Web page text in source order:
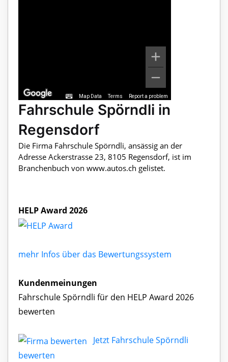
Map Data Terms Report a problem
Fahrschule Spörndli in
Regensdorf
Die Firma Fahrschule Spörndli, ansässig an der
Adresse Ackerstrasse 23, 8105 Regensdorf, ist im
Branchenbuch von www.autos.ch gelistet.
HELP Award 2026
mehr Infos über das Bewertungssystem
Kundenmeinungen
Fahrschule Spörndli für den HELP Award 2026
bewerten
Jetzt Fahrschule Spörndli
bewerten